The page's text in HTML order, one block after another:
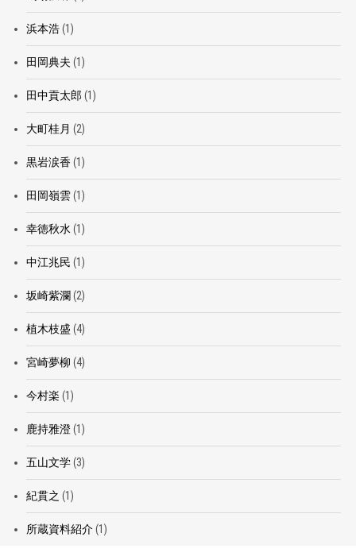
浜本浩(1)
田岡典夫 (1)
田中貢太郎 (1)
大町桂月 (2)
黒岩涙香(1)
田岡嶺雲(1)
幸徳秋水 (1)
中江兆民 (1)
坂崎紫瀾 (2)
植木枝盛 (4)
宮崎夢柳 (4)
今村楽 (1)
鹿持雅澄(1)
五山文学(3)
紀貫之 (1)
所蔵資料紹介(1)